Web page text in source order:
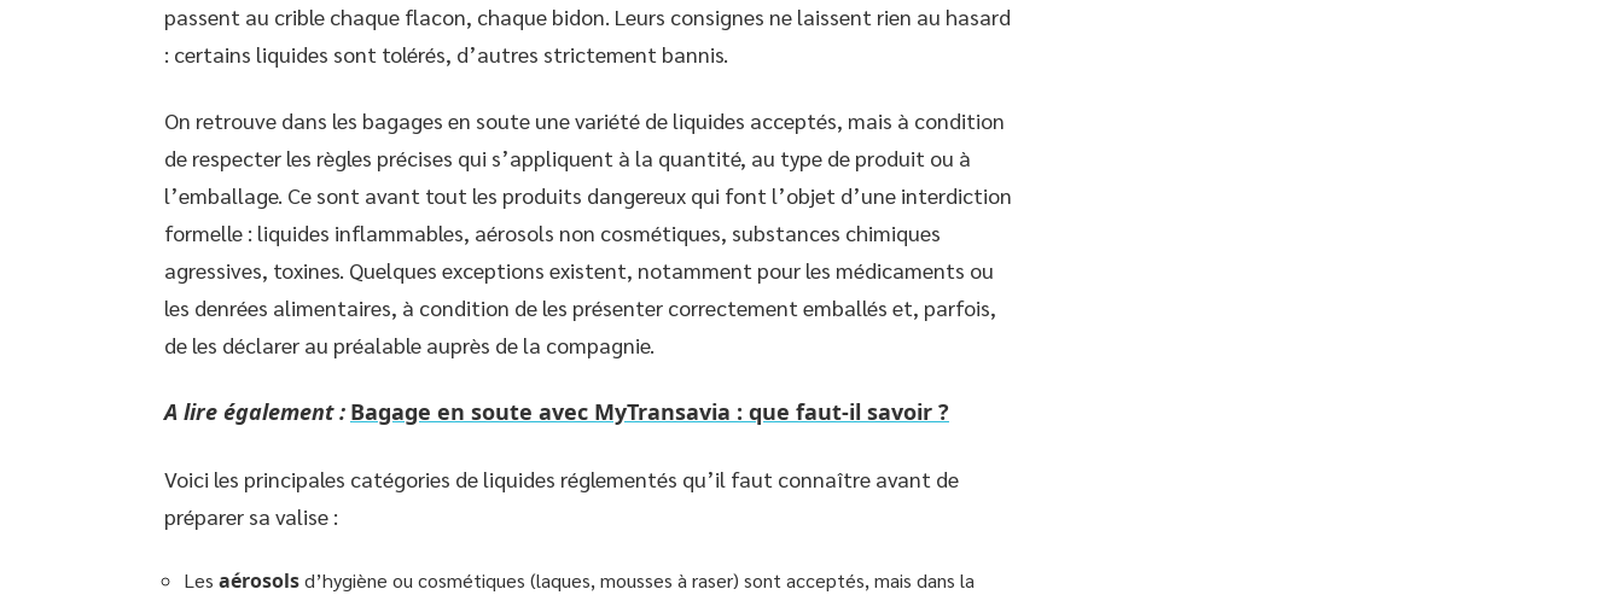
passent au crible chaque flacon, chaque bidon. Leurs consignes ne laissent rien au hasard
: certains liquides sont tolérés, d’autres strictement bannis.
On retrouve dans les bagages en soute une variété de liquides acceptés, mais à condition
de respecter les règles précises qui s’appliquent à la quantité, au type de produit ou à
l’emballage. Ce sont avant tout les produits dangereux qui font l’objet d’une interdiction
formelle : liquides inflammables, aérosols non cosmétiques, substances chimiques
agressives, toxines. Quelques exceptions existent, notamment pour les médicaments ou
les denrées alimentaires, à condition de les présenter correctement emballés et, parfois,
de les déclarer au préalable auprès de la compagnie.
A lire également : Bagage en soute avec MyTransavia : que faut-il savoir ?
Voici les principales catégories de liquides réglementés qu’il faut connaître avant de
préparer sa valise :
Les aérosolsd’hygiène ou cosmétiques (laques, mousses à raser) sont acceptés, mais dans la